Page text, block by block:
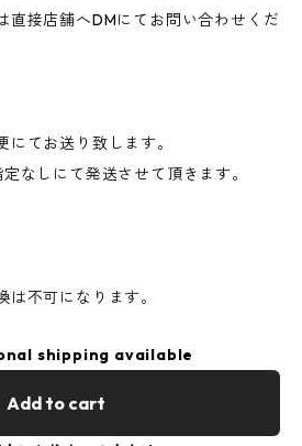
直接店舗へDMにてお問い合わせくだ
にてお送り致します。
なしにて発送させて頂きます。
不可になります。
shipping available
Add to cart